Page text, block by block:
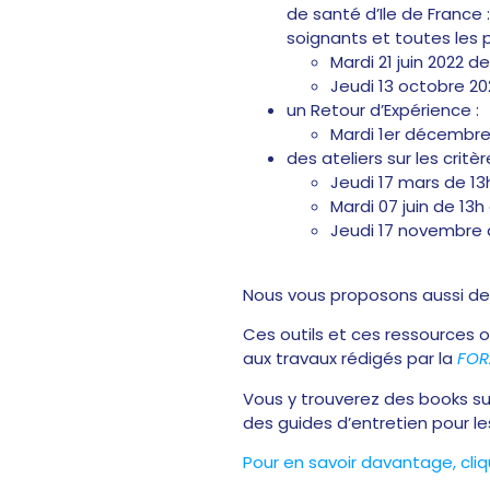
de santé d’Ile de
soignants et toutes les
Mardi 21 juin 2022
Jeudi 13 octobre
un Retour d’Expérience :
Mardi 1er
des ateliers sur les
Jeudi 17 mars de
Mardi 07 juin de
Jeudi 17
Nous vous proposons aussi
Ces outils et ces ressources
aux travaux rédigés par la
Vous y trouverez des books
des guides d’entretien pour
Pour en savoir davantage,